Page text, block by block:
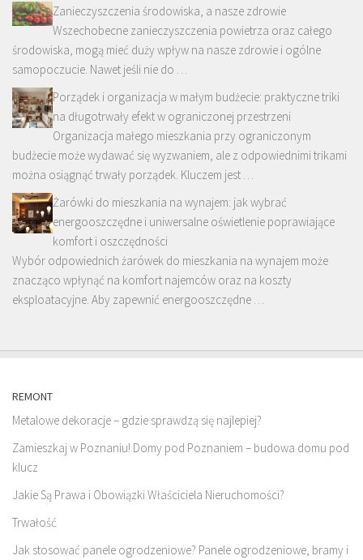
Zanieczyszczenia środowiska, a nasze zdrowie
Wszechobecne zanieczyszczenia powietrza oraz całego
środowiska, mogą mieć duży wpływ na nasze zdrowie i ogólne
samopoczucie. Nawet jeśli nie do …
Porządek i organizacja w małym budżecie: praktyczne triki
na długotrwały efekt w ograniczonej przestrzeni
Organizacja małego mieszkania przy ograniczonym
budżecie może wydawać się wyzwaniem, ale z odpowiednimi trikami
można osiągnąć trwały porządek. Kluczem jest …
Żarówki do mieszkania na wynajem: jak wybrać
energooszczędne i uniwersalne oświetlenie poprawiające
komfort i oszczędności
Wybór odpowiednich żarówek do mieszkania na wynajem może
znacząco wpłynąć na komfort najemców oraz na koszty
eksploatacyjne. Aby zapewnić energooszczędne …
REMONT
Metalowe dekoracje – gdzie sprawdzą się najlepiej?
Zamieszkaj w Poznaniu! Domy pod Poznaniem – budowa domu pod
klucz
Jakie Są Prawa i Obowiązki Właściciela Nieruchomości?
Trwałość
Jak stosować panele ogrodzeniowe? Panele ogrodzeniowe, bramy i